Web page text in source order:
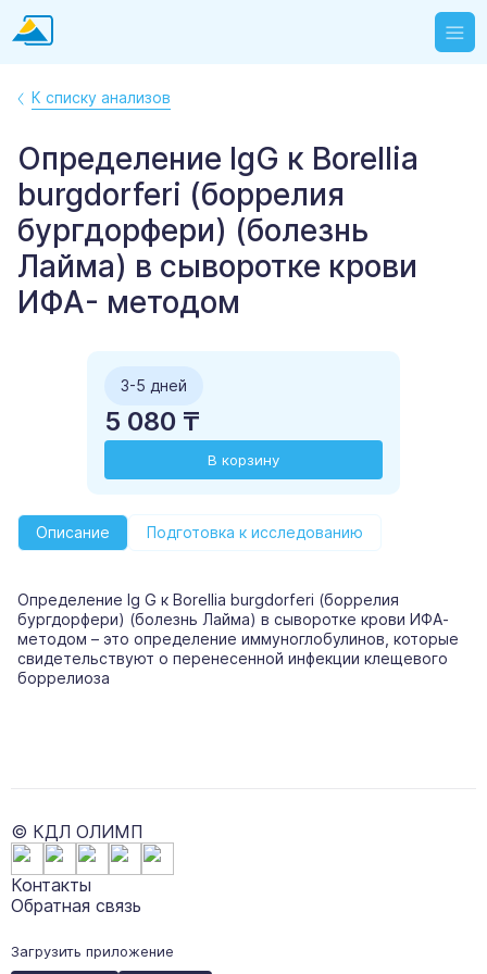
К списку анализов
Определение IgG к Borellia
burgdorferi (боррелия
бургдорфери) (болезнь
Лайма) в сыворотке крови
ИФА- методом
3-5 дней
5 080 ₸
В корзину
Описание Подготовка к исследованию
Определение Ig G к Borellia burgdorferi (боррелия
бургдорфери) (болезнь Лайма) в сыворотке крови ИФА-
методом – это определение иммуноглобулинов, которые
свидетельствуют о перенесенной инфекции клещевого
боррелиоза
© КДЛ ОЛИМП
Контакты
Обратная связь
Загрузить приложение